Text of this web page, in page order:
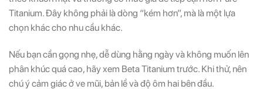
Titanium. Đây không phải là dòng “kém hơn”, mà là một lựa
chọn khác cho nhu cầu khác.
Nếu bạn cần gọng nhẹ, dễ dùng hằng ngày và không muốn lên
phân khúc quá cao, hãy xem Beta Titanium trước. Khi thử, nên
chú ý cảm giác ở ve mũi, bản lề và độ ôm hai bên đầu.